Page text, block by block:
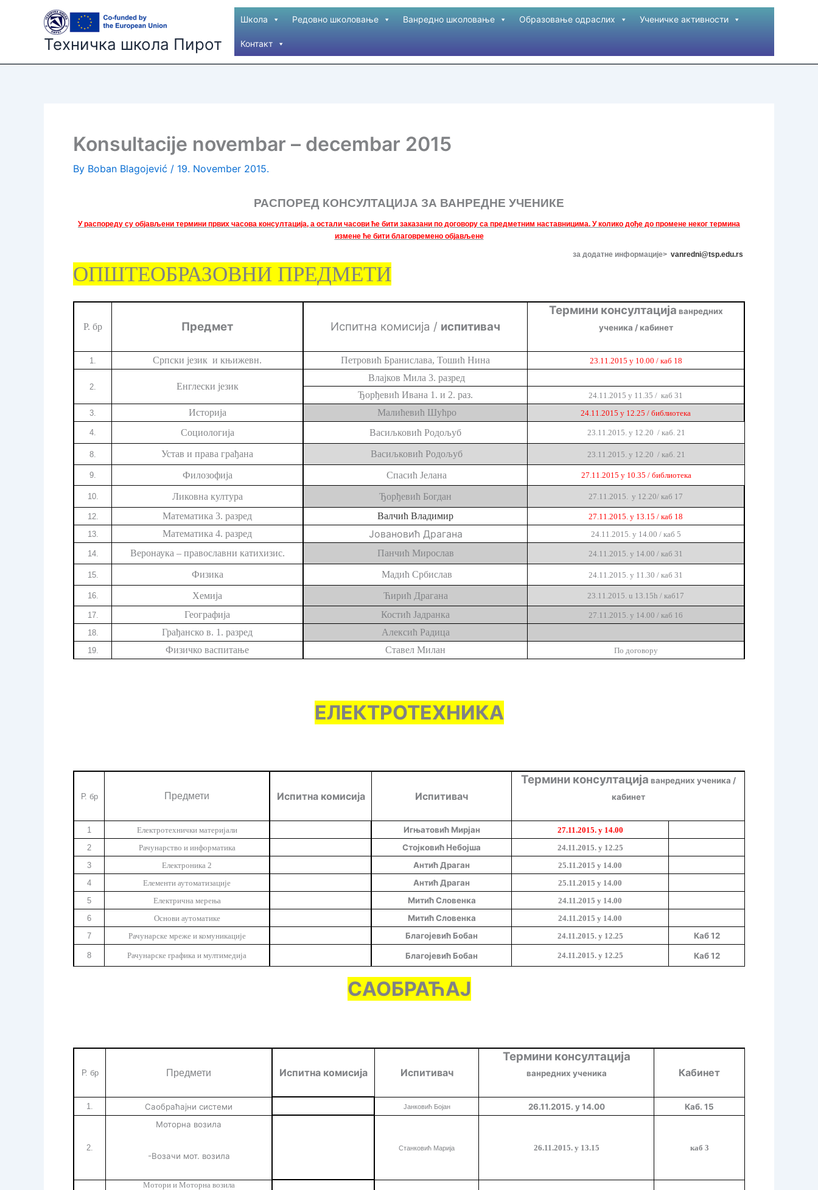
Техничка школа Пирот
Школа Редовно школовање Ванредно школовање Образовање одраслих Ученичке активности
Контакт
Konsultacije novembar – decembar 2015
By Boban Blagojević / 19. November 2015.
РАСПОРЕД КОНСУЛТАЦИЈА ЗА ВАНРЕДНЕ УЧЕНИКЕ
У распореду су објављени термини првих часова консултација, а остали часови ће бити заказани по договору са предметним наставницима. У колико дође до промене неког термина
измене ће бити благовремено објављене
за додатне информације> vanredni@tsp.edu.rs
ОПШТЕОБРАЗОВНИ ПРЕДМЕТИ
Р. бр Предмет Испитна комисија / испитивач
Термини консултација ванредних
ученика / кабинет
1. Српски језик и књижевн. Петровић Бранислава, Тошић Нина 23 11 .2015 у 10.00 / каб 18
2. Енглески језик
Влајков Мила 3. разред
Ђорђевић Ивана 1. и 2. раз.
24 11 .2015 у 1 1 35 / каб 31
3.
Историја Малићевић Шућро 24. 11 .2015 у 12.25 / библиотека
4. Социологија Васиљковић Родољуб 23 11 .2015. у 12.20 / каб. 21
8. Устав и права грађана Васиљковић Родољуб 23 11 .2015. у 12.20 / каб. 21
9. Филозофија Спасић Јелана 27. 11 .2015 у 10.35 / библиотека
10. Ликовна култура Ђорђевић Богдан 27.11.2015. у 12.20/ каб 17
12. Математика 3. разред Валчић Владимир
27.11.2015. у 13.15 / каб 18
13.
Математика 4. разред Јовановић Драгана 24.11.2015. у 14.00 / каб 5
14. Веронаука – православни катихизис. Панчић Мирослав 24.11.2015. у 14.00 / каб 31
15. Физика Мадић Србислав 24.11.2015. у 11.30 / каб 31
16. Хемија Ћирић Драгана 23 .1 1 .2015. u 1 3.15h / каб1 7
17. Географија Костић Јадранка 27.11.2015. у 14.00 / каб 16
18. Грађанско в. 1. разред Алексић Радица
19. Физичко васпитање Ставел Милан По договору
ЕЛЕКТРОТЕХНИКА
Р. бр Предмети Испитна комисија Испитивач
Термини консултација ванредних ученика /
кабинет
1 Електротехнички материјали Игњатовић Мирјан
27.11.2015. у 14.00
2
Рачунарство и информатика Стојковић Небојша
24.11.2015. у 12.25
3
Електроника 2 Антић Драган
25.11.2015 у 14.00
4
Елементи аутоматизације Антић Драган
25.11.2015 у 14.00
5
Електрична мерења Митић Словенка
24.11.2015 у 14.00
6
Основи аутоматике Митић Словенка
24.11.2015 у 14.00
7
Рачунарске мреже и комуникације Благојевић Бобан 24.11.2015. у 12.25 Каб 12
8 Рачунарске графика и мултимедија Благојевић Бобан 24.11.2015. у 12.25 Каб 12
САОБРАЋАЈ
Р. бр Предмети Испитна комисија Испитивач
Термини консултација
ванредних ученика Кабинет
1. Саобраћајни системи Јанковић Бојан 26.11.2015. у14.00 Каб. 15
2.
Моторна возила
-Возачи мот. возила
Станковић Марија 26.11.2015. у 13.15 каб 3
Мотори и Моторна возила